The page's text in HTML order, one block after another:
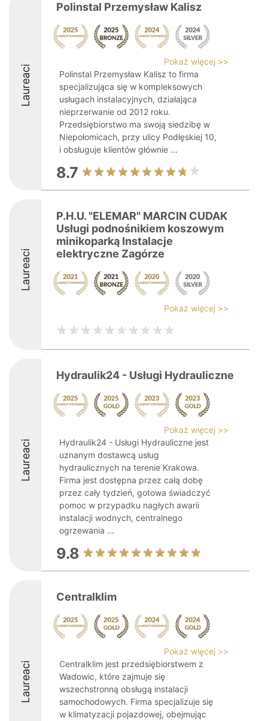
Laureaci
Polinstal Przemysław Kalisz
Pokaż więcej >>
Polinstal Przemysław Kalisz to firma
specjalizująca się w kompleksowych
usługach instalacyjnych, działająca
nieprzerwanie od 2012 roku.
Przedsiębiorstwo ma swoją siedzibę w
Niepołomicach, przy ulicy Podłęskiej 10,
i obsługuje klientów głównie ...
8.7
Laureaci
P.H.U. "ELEMAR" MARCIN CUDAK
Usługi podnośnikiem koszowym
minikoparką Instalacje
elektryczne Zagórze
Pokaż więcej >>
Laureaci
Hydraulik24 - Usługi Hydrauliczne
Pokaż więcej >>
Hydraulik24 - Usługi Hydrauliczne jest
uznanym dostawcą usług
hydraulicznych na terenie Krakowa.
Firma jest dostępna przez całą dobę
przez cały tydzień, gotowa świadczyć
pomoc w przypadku nagłych awarii
instalacji wodnych, centralnego
ogrzewania ...
9.8
Laureaci
Centralklim
Pokaż więcej >>
Centralklim jest przedsiębiorstwem z
Wadowic, które zajmuje się
wszechstronną obsługą instalacji
samochodowych. Firma specjalizuje się
w klimatyzacji pojazdowej, obejmując